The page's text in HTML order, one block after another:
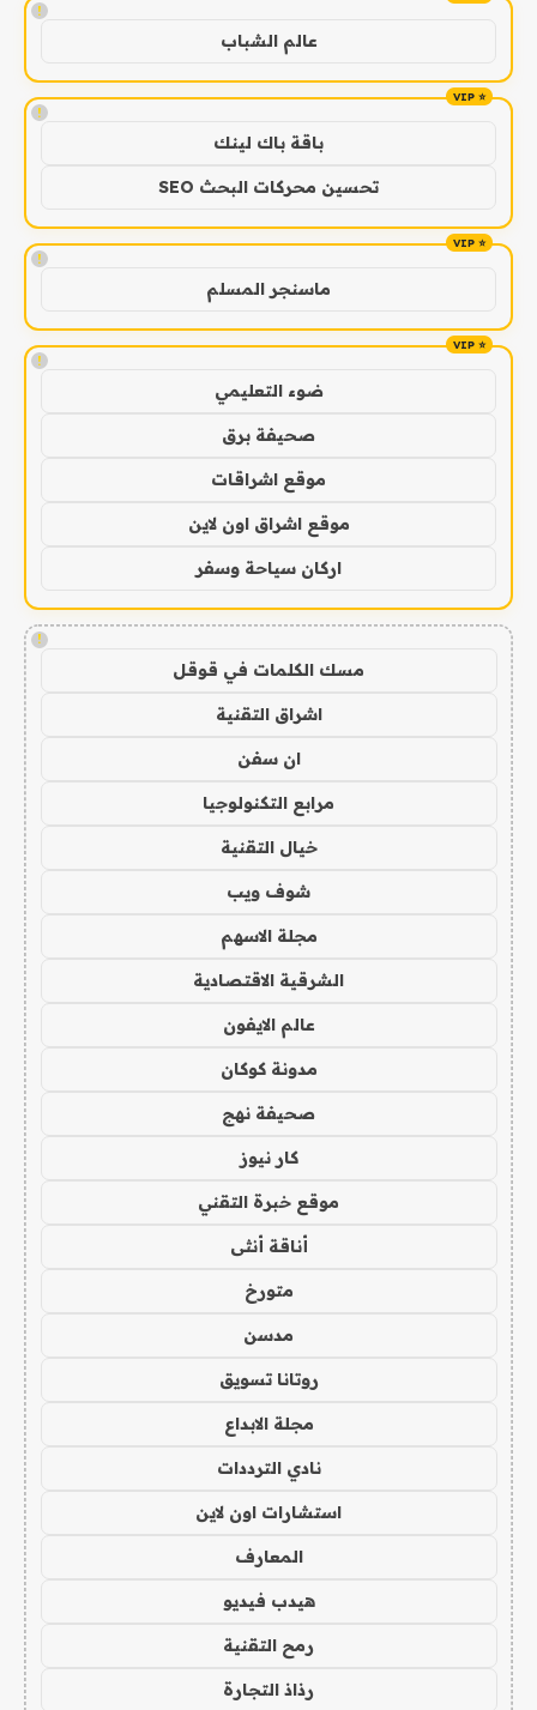
!
عالم الشباب
!
باقة باك لينك
تحسين محركات البحث SEO
!
ماسنجر المسلم
!
ضوء التعليمي
صحيفة برق
موقع اشراقات
موقع اشراق اون لاين
اركان سياحة وسفر
!
مسك الكلمات في قوقل
اشراق التقنية
ان سفن
مرابع التكنولوجيا
خيال التقنية
شوف ويب
مجلة الاسهم
الشرقية الاقتصادية
عالم الايفون
مدونة كوكان
صحيفة نهج
كار نيوز
موقع خبرة التقني
أناقة أنثى
متورخ
مدسن
روتانا تسويق
مجلة الابداع
نادي الترددات
استشارات اون لاين
المعارف
هيدب فيديو
رمح التقنية
رذاذ التجارة